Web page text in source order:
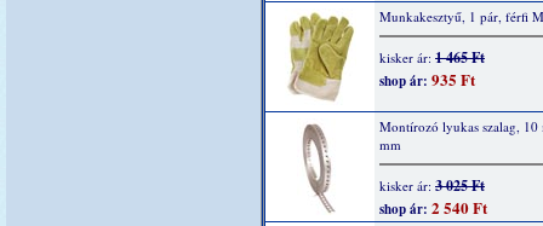
Munkakesztyű, 1 pár, férfi
kisker ár: 1 465 Ft
shop ár: 935 Ft
Montírozó lyukas szalag, 10
mm
kisker ár: 3 025 Ft
shop ár: 2 540 Ft